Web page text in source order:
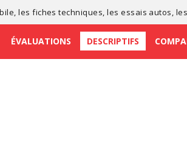
, lesfiches techniques , lesessais autos , les
ÉVALUATIONS DESCRIPTIFS